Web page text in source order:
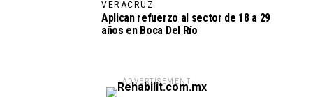
VERACRUZ
Aplican refuerzo al sector de 18 a 29
años en Boca Del Río
ADVERTISEMENT